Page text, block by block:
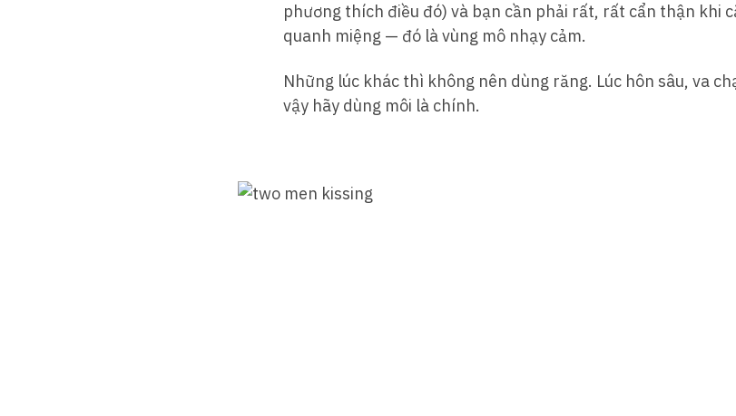
phương thích điều đó) và bạn cần phải rất, rất cẩn thận khi
quanh miệng — đó là vùng mô nhạy cảm.
Những lúc khác thì không nên dùng răng. Lúc hôn sâu, va
vậy hãy dùng môi là chính.